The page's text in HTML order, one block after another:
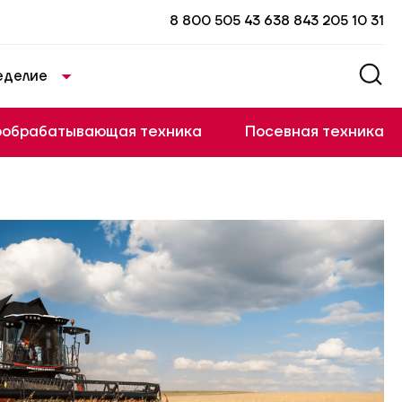
8 800 505 43 638 843 205 10 31
техника Посевная техника